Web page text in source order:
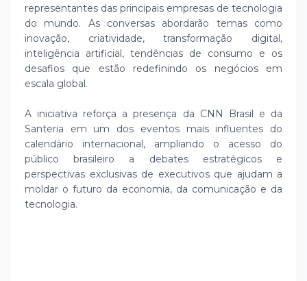
representantes das principais empresas de tecnologia
do mundo. As conversas abordarão temas como
inovação, criatividade, transformação digital,
inteligência artificial, tendências de consumo e os
desafios que estão redefinindo os negócios em
escala global.
A iniciativa reforça a presença da CNN Brasil e da
Santeria em um dos eventos mais influentes do
calendário internacional, ampliando o acesso do
público brasileiro a debates estratégicos e
perspectivas exclusivas de executivos que ajudam a
moldar o futuro da economia, da comunicação e da
tecnologia.